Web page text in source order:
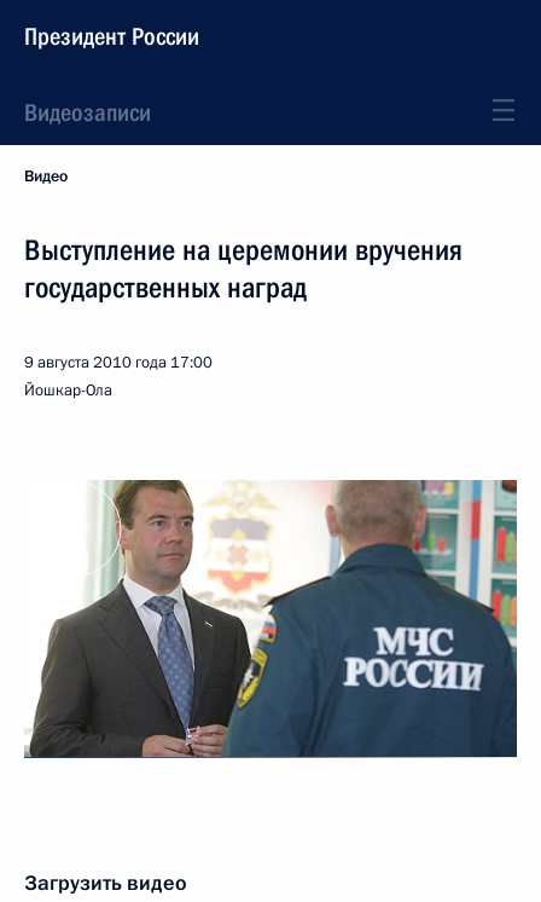
Президент России
Видеозаписи
Видео
Выступление на церемонии вручения
государственных наград
9 августа 2010 года 17:00
Йошкар-Ола
Загрузить видео